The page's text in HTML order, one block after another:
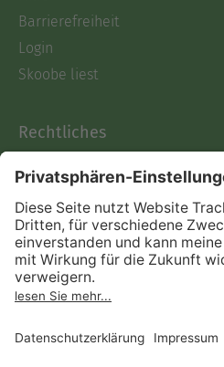
Barrierefreiheit
Login
Skoobe liest
Rechtliches
AGB
Informationen nach Data
Act
Verträge hier kündigen
Impressum